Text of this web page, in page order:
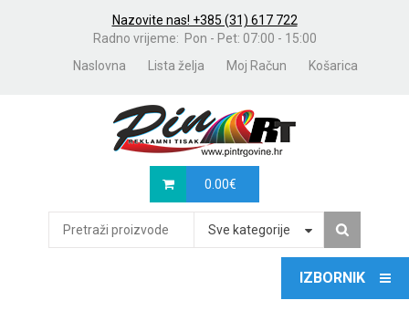
Nazovite nas! +385 (31) 617 722
Radno vrijeme: Pon - Pet: 07:00 - 15:00
Naslovna
Lista želja Moj Račun Košarica
0.00€
Sve kategorije